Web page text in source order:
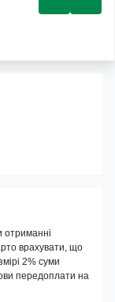
отриманні
врахувати, що
2% суми
передоплати на